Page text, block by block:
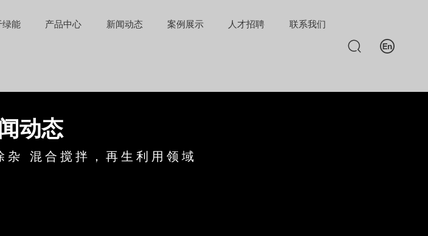
绿能 产品中心 新闻动态 案例展示 人才招聘 联系我们
动态
混合搅拌，再生利用领域